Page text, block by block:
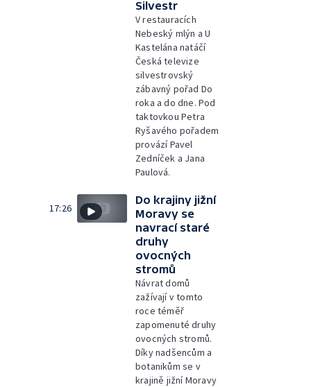
Silvestr
V restauracích
Nebeský mlýn a U
Kastelána natáčí
Česká televize
silvestrovský
zábavný pořad Do
roka a do dne. Pod
taktovkou Petra
Ryšavého pořadem
provází Pavel
Zedníček a Jana
Paulová.
17:26
Do krajiny jižní
Moravy se
navrací staré
druhy
ovocných
stromů
Návrat domů
zažívají v tomto
roce téměř
zapomenuté druhy
ovocných stromů.
Díky nadšencům a
botanikům se v
krajině jižní Moravy